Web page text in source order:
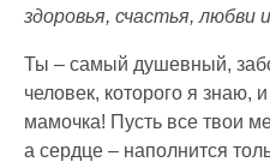
здоровья, счастья, любви
Ты – самый душевный,
человек, которого я знаю,
мамочка! Пусть все твои
а сердце – наполнится